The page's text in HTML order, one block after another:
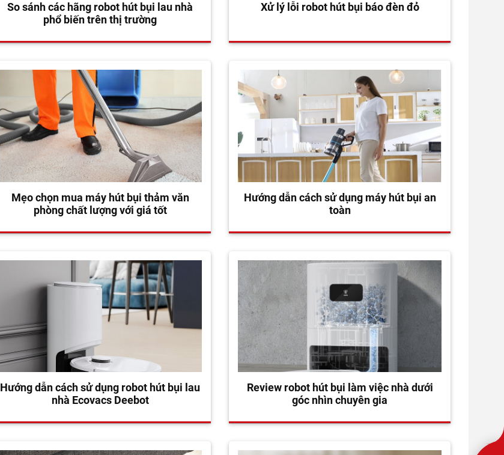
So sánh các hãng robot hút bụi lau nhà
phổ biến trên thị trường
Xử lý lỗi robot hút bụi báo đèn đỏ
Mẹo chọn mua máy hút bụi thảm văn
phòng chất lượng với giá tốt
Hướng dẫn cách sử dụng máy hút bụi an
toàn
Hướng dẫn cách sử dụng robot hút bụi lau
nhà Ecovacs Deebot
Review robot hút bụi làm việc nhà dưới
góc nhìn chuyên gia